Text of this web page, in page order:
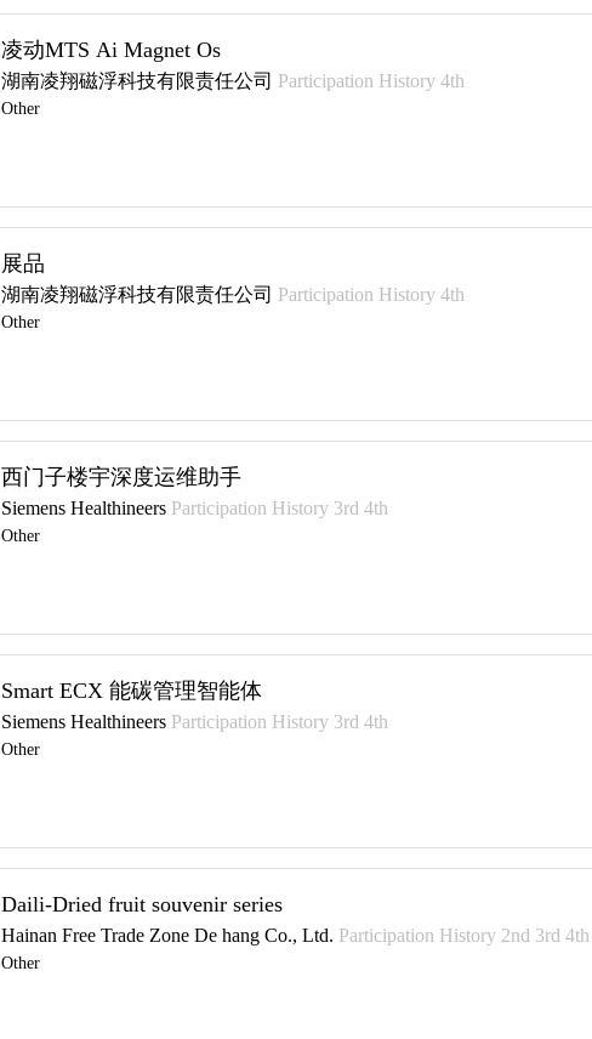
凌动MTS Ai Magnet Os
湖南凌翔磁浮科技有限责任公司 Participation History 4th
Other
展品
湖南凌翔磁浮科技有限责任公司 Participation History 4th
Other
西门子楼宇深度运维助手
Siemens Healthineers Participation History 3rd 4th
Other
Smart ECX 能碳管理智能体
Siemens Healthineers Participation History 3rd 4th
Other
Daili-Dried fruit souvenir series
Hainan Free Trade Zone De hang Co., Ltd. Participation History 2nd 3rd 4th
Other